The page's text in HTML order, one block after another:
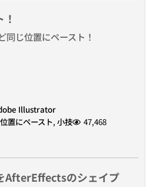
同じ位置にペースト！
Illustrator
置にペースト, 小技 47,468
のシェイプ